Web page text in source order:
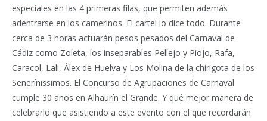
especiales en las 4 primeras filas, que permiten además
adentrarse en los camerinos. El cartel lo dice todo. Durante
cerca de 3 horas actuarán pesos pesados del Carnaval de
Cádiz como Zoleta, los inseparables Pellejo y Piojo, Rafa,
Caracol, Lali, Álex de Huelva y Los Molina de la chirigota de los
Senerínissimos. El Concurso de Agrupaciones de Carnaval
cumple 30 años en Alhaurín el Grande. Y qué mejor manera de
celebrarlo que asistiendo a este evento con el que recordarán